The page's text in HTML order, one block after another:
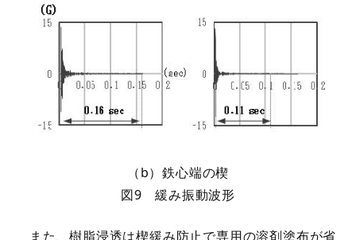
（b）鉄心端の楔
図9 緩み振動波形
また、樹脂浸透は楔緩み防止で専用の溶剤塗布が省